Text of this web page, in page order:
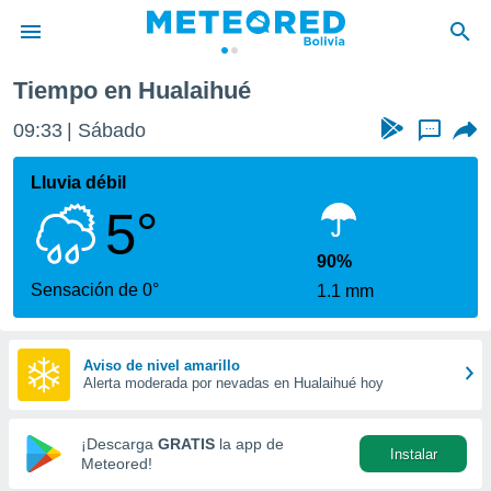
de
ha
para
que se
calidad.
a este
las
y
forma
digital
basada
Tiempo en Hualaihué
09:33 Sábado ...
Lluvia débil
5°
Sensación de 0°
90%
1.1 mm
Aviso de nivel amarillo
Alerta moderada por nevadas en Hualaihué hoy
¡Descarga GRATIS la app de
Meteored!
Instalar